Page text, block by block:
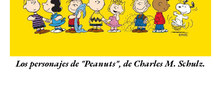
Los personajes de "Peanuts", de Charles M. Schulz.